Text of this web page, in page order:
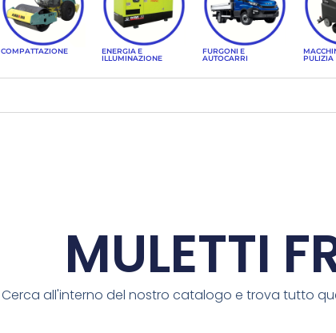
COMPATTAZIONE
ENERGIA E
ILLUMINAZIONE
FURGONI E
AUTOCARRI
PULIZIA
MULETTI
Cerca all'interno del nostro catalogo e trova tutto